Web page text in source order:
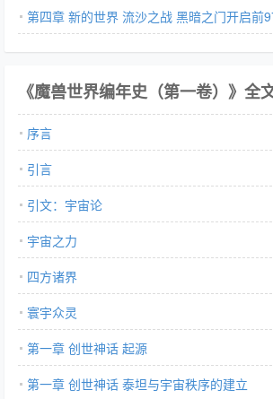
第四章 新的世界 流沙之战 黑暗之门开启前
《魔兽世界编年史（第一卷）》全
序言
引言
引文：宇宙论
宇宙之力
四方诸界
寰宇众灵
第一章 创世神话 起源
第一章 创世神话 泰坦与宇宙秩序的建立